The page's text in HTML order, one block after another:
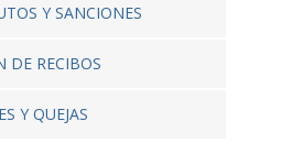
Y SANCIONES
DE RECIBOS
Y QUEJAS